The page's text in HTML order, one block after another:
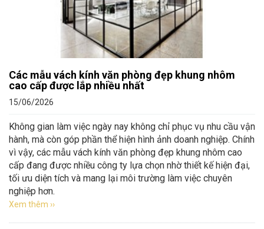
Các mẫu vách kính văn phòng đẹp khung nhôm
cao cấp được lắp nhiều nhất
15/06/2026
Không gian làm việc ngày nay không chỉ phục vụ nhu cầu vận
hành, mà còn góp phần thể hiện hình ảnh doanh nghiệp. Chính
vì vậy, các mẫu vách kính văn phòng đẹp khung nhôm cao
cấp đang được nhiều công ty lựa chọn nhờ thiết kế hiện đại,
tối ưu diện tích và mang lại môi trường làm việc chuyên
nghiệp hơn.
Xem thêm ››